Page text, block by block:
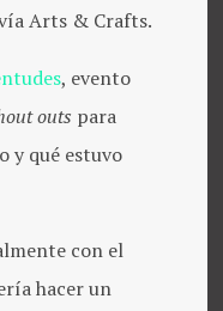
Arts & Crafts.
, evento
outs para
y qué estuvo
con el
hacer un